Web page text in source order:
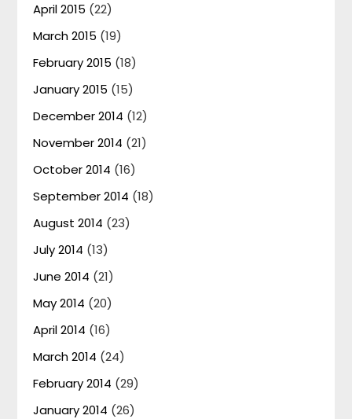
April 2015 (22)
March 2015 (19)
February 2015 (18)
January 2015 (15)
December 2014 (12)
November 2014 (21)
October 2014 (16)
September 2014 (18)
August 2014 (23)
July 2014 (13)
June 2014 (21)
May 2014 (20)
April 2014 (16)
March 2014 (24)
February 2014 (29)
January 2014 (26)